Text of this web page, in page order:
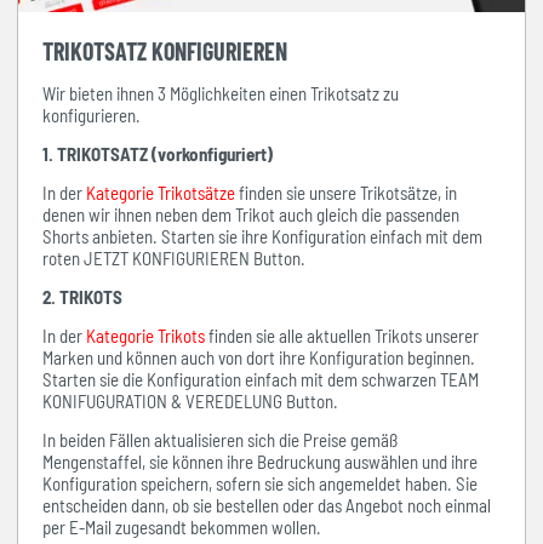
TRIKOTSATZ KONFIGURIEREN
Wir bieten ihnen 3 Möglichkeiten einen Trikotsatz zu
konfigurieren.
1. TRIKOTSATZ (vorkonfiguriert)
In der Kategorie Trikotsätzefinden sie unsere Trikotsätze, in
denen wir ihnen neben dem Trikot auch gleich die passenden
Shorts anbieten. Starten sie ihre Konfiguration einfach mit dem
roten JETZT KONFIGURIEREN Button.
2. TRIKOTS
In der Kategorie Trikotsfinden sie alle aktuellen Trikots unserer
Marken und können auch von dort ihre Konfiguration beginnen.
Starten sie die Konfiguration einfach mit dem schwarzen TEAM
KONIFUGURATION & VEREDELUNG Button.
In beiden Fällen aktualisieren sich die Preise gemäß
Mengenstaffel, sie können ihre Bedruckung auswählen und ihre
Konfiguration speichern, sofern sie sich angemeldet haben. Sie
entscheiden dann, ob sie bestellen oder das Angebot noch einmal
per E-Mail zugesandt bekommen wollen.